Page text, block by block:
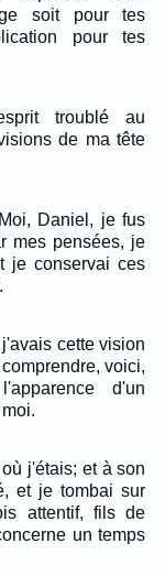
soit pour tes
pour tes
troublé au
de ma tête
Daniel, je fus
mes pensées, je
je conservai ces
cette vision
voici,
d'un
j'étais; et à son
et je tombai sur
attentif, fils de
un temps